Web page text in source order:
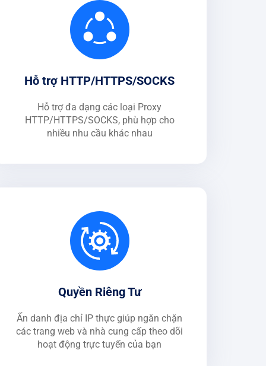
Hỗ trợ HTTP/HTTPS/SOCKS
Hỗ trợ đa dạng các loại Proxy
HTTP/HTTPS/SOCKS, phù hợp cho
nhiều nhu cầu khác nhau
Quyền Riêng Tư
Ẩn danh địa chỉ IP thực giúp ngăn chặn
các trang web và nhà cung cấp theo dõi
hoạt động trực tuyến của bạn